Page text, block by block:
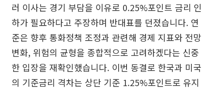
러 이사는 경기 부담을 이유로 0.25%포인트 금리 인
하가 필요하다고 주장하며 반대표를 던졌습니다. 연
준은 향후 통화정책 조정과 관련해 경제 지표와 전망
변화, 위험의 균형을 종합적으로 고려하겠다는 신중
한 입장을 재확인했습니다. 이번 동결로 한국과 미국
의 기준금리 격차는 상단 기준 1.25%포인트로 유지